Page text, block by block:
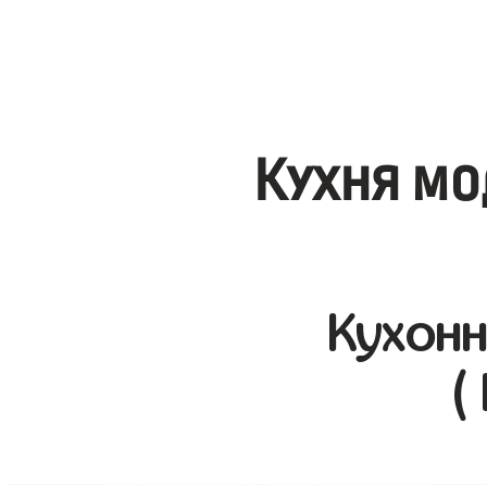
Кухня
(